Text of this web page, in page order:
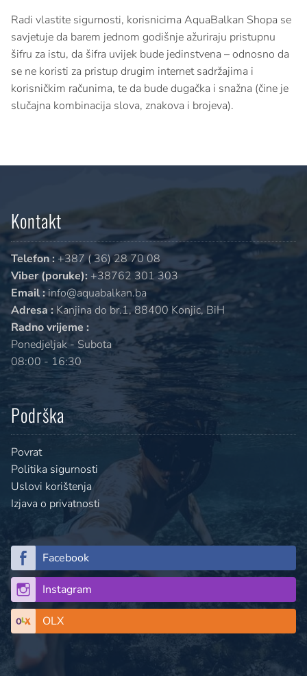
Radi vlastite sigurnosti, korisnicima AquaBalkan Shopa se
savjetuje da barem jednom godišnje ažuriraju pristupnu
šifru za istu, da šifra uvijek bude jedinstvena – odnosno da
se ne koristi za pristup drugim internet sadržajima i
korisničkim računima, te da bude dugačka i snažna (čine je
slučajna kombinacija slova, znakova i brojeva).
Kontakt
Telefon : +387 ( 36) 28 70 08
Viber (poruke): +38762 301 303
Email :info@aquabalkan.ba
Adresa : Kanjina do br.1, 88400 Konjic, BiH
Radno vrijeme :
Ponedjeljak - Subota
08:00 - 16:30
Podrška
Povrat
Politika sigurnosti
Uslovi korištenja
Izjava o privatnosti
Facebook
Instagram
OLX